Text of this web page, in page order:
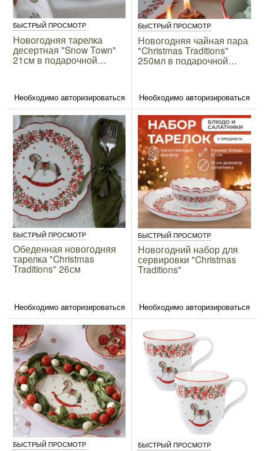
БЫСТРЫЙ ПРОСМОТР
Новогодняя тарелка
десертная "Snow Town"
21см в подарочной
Необходимо авторизироваться
БЫСТРЫЙ ПРОСМОТР
Новогодняя чайная пара
"Christmas Traditions"
250мл в подарочной
Необходимо авторизироваться
БЫСТРЫЙ ПРОСМОТР
Обеденная новогодняя
тарелка "Christmas
Traditions" 26см
Необходимо авторизироваться
БЫСТРЫЙ ПРОСМОТР
Новогодний набор для
сервировки "Christmas
Traditions"
Необходимо авторизироваться
БЫСТРЫЙ ПРОСМОТР БЫСТРЫЙ ПРОСМОТР